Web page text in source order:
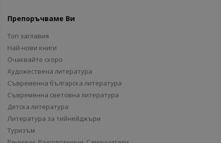
Препоръчваме Ви
Топ заглавия
Най-нови книги
Очаквайте скоро
Художествена литература
Съвременна българска литература
Съвременна световна литература
Детска литература
Литература за тийнейджъри
Туризъм